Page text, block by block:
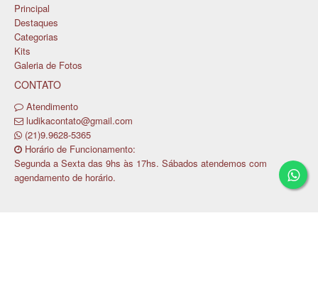
Principal
Destaques
Categorias
Kits
Galeria de Fotos
CONTATO
Atendimento
ludikacontato@gmail.com
(21)9.9628-5365
Horário de Funcionamento:
Segunda a Sexta das 9hs às 17hs. Sábados atendemos com
agendamento de horário.